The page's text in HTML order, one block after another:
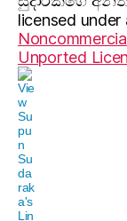
licensed under
Unported